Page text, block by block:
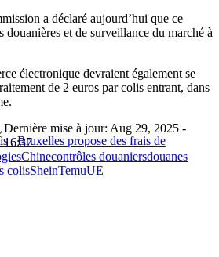
a déclaré aujourd’hui que ce
douanières et de surveillance du marché à
électronique devraient également se
de 2 euros par colis entrant, dans
: Bruxelles propose des frais de
Dernière mise à jour: Aug 29, 2025 -
16:37
Chinecontrôles douaniersdouanes
colisSheinTemuUE